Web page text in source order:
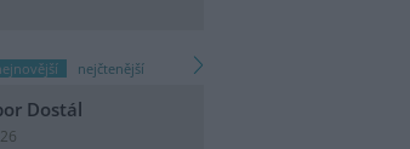
nejčtenější
Dostál